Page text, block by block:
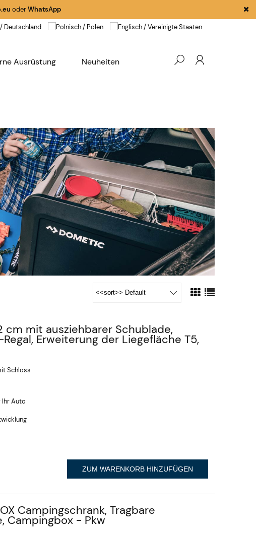
oderWhatsApp
Ausrüstung Neuheiten
cm mit ausziehbarer Schublade,
Erweiterung der Liegefläche T5,
Schloss
Ihr Auto
ZUM WARENKORB HINZUFÜGEN
Campingschrank, Tragbare
Campingbox - Pkw